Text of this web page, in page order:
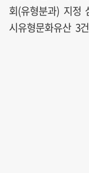
회(유형분과) 지정
시유형문화유산 3